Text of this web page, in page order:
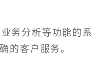
务分析等功能的系
的客户服务。